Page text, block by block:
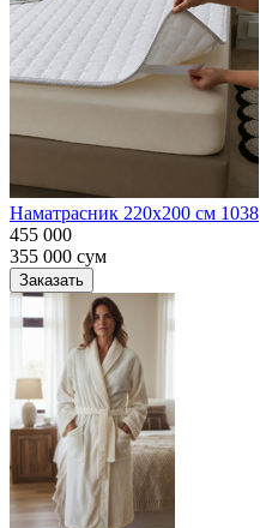
Наматрасник 220х200 см 1038
455 000
355 000 сум
Заказать